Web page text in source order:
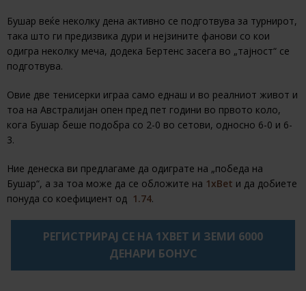
Бушар веќе неколку дена активно се подготвува за турнирот,
така што ги предизвика дури и нејзините фанови со кои
одигра неколку меча, додека Бертенс засега во „тајност“ се
подготвува.
Овие две тенисерки играа само еднаш и во реалниот живот и
тоа на Австралијан опен пред пет години во првото коло,
кога Бушар беше подобра со 2-0 во сетови, односно 6-0 и 6-
3.
Ние денеска ви предлагаме да одиграте на „победа на
Бушар“, а за тоа може да се обложите на 1xBet и да добиете
понуда со коефициент од 1.74.
РЕГИСТРИРАЈ СЕ НА 1XBET И ЗЕМИ 6000
ДЕНАРИ БОНУС